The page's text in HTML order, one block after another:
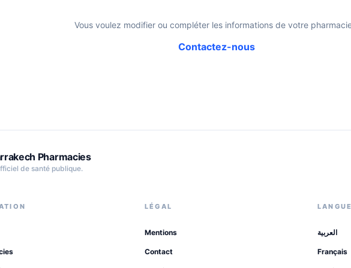
Vous voulez modifier ou compléter les informations de votre
Contactez-nous
Pharmacies
de santé publique.
LÉGAL
Mentions
Contact
العربية
Français